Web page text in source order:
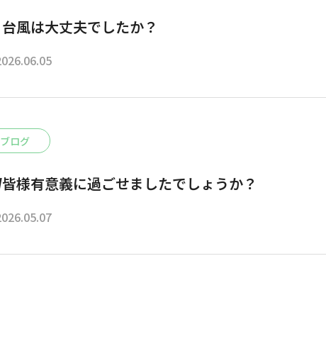
風は大丈夫でしたか？
ブログ
皆様有意義に過ごせましたでしょうか？